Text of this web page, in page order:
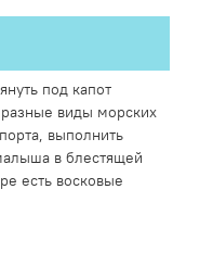
под капот
виды морских
выполнить
в блестящей
есть восковые